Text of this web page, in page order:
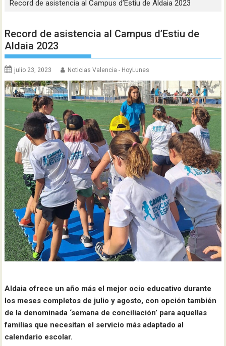
Record de asistencia al Campus d’Estiu de Aldaia 2023
Record de asistencia al Campus d’Estiu de
Aldaia 2023
julio 23, 2023 Noticias Valencia - HoyLunes
Aldaia ofrece un año más el mejor ocio educativo durante
los meses completos de julio y agosto, con opción también
de la denominada ‘semana de conciliación’ para aquellas
familias que necesitan el servicio más adaptado al
calendario escolar.